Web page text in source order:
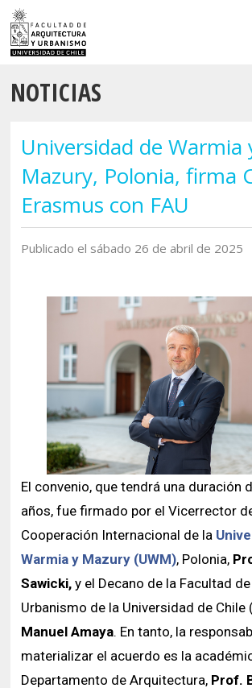
POSTGRADOS
INVESTIGACIÓN
EXTENSIÓN
Arquitectura
Diseño
Geografía
Urbanismo
INSTITUTOS
Vivienda
Historia y Patrimonio
FACULTAD
Estudiantes
Académicos
NOTICIAS
Universidad de Warmia
Mazury, Polonia, firma
Erasmus con FAU
Publicado el sábado 26 de abril de 2025
El convenio, que tendrá una duración
años, fue firmado por el Vicerrector
Cooperación Internacional de la
Warmia y Mazury (UWM), Polonia,
Sawicki, y el Decano de la Facultad
Urbanismo de la Universidad de Chile
Manuel Amaya. En tanto, la
materializar el acuerdo es la
Departamento de Arquitectura, Prof.